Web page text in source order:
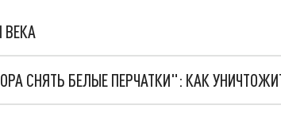
ВЕКА
СНЯТЬ БЕЛЫЕ ПЕРЧАТКИ": КАК